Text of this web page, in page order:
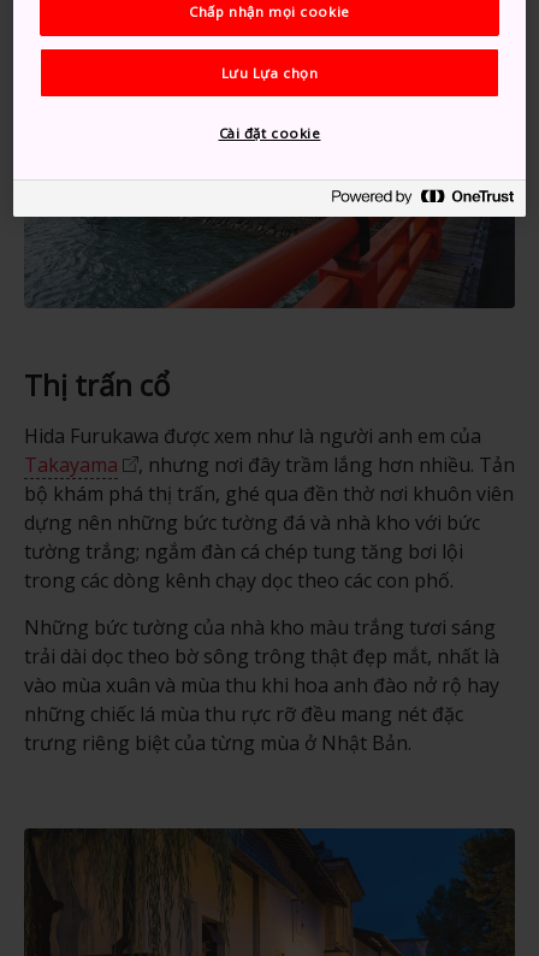
Thị trấn cổ
Hida Furukawa được xem như là người anh em của
Takayama
, nhưng nơi đây trầm lắng hơn nhiều. Tản
bộ khám phá thị trấn, ghé qua đền thờ nơi khuôn viên
dựng nên những bức tường đá và nhà kho với bức
tường trắng; ngắm đàn cá chép tung tăng bơi lội
trong các dòng kênh chạy dọc theo các con phố.
Những bức tường của nhà kho màu trắng tươi sáng
trải dài dọc theo bờ sông trông thật đẹp mắt, nhất là
vào mùa xuân và mùa thu khi hoa anh đào nở rộ hay
những chiếc lá mùa thu rực rỡ đều mang nét đặc
trưng riêng biệt của từng mùa ở Nhật Bản.
Chấp nhận mọi cookie
Lưu Lựa chọn
Cài đặt cookie